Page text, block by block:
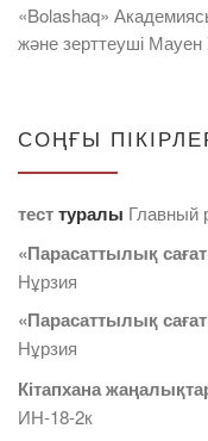
«Bolashaq»
және зерттеуші
СОҢҒЫ
тесттуралы Главный
«Парасаттылық
Нұрзия
«Парасаттылық
Нұрзия
Кітапхана
ИН-18-2к